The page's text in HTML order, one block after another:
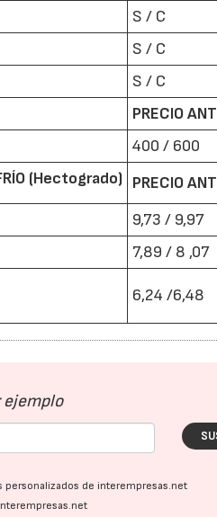
S / C
S / C
S / C
PRECIO
400 / 600
(Hectogrado) PRECIO
9,73 / 9,97
7,89 / 8 ,07
6,24 /6,48
ejemplo
de interempresas.net